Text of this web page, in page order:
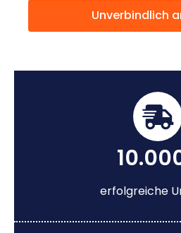
Unverbindlich
erfolgreiche